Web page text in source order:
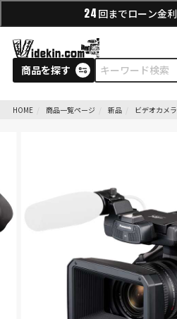
24 回までローン金利
商品を探す
HOME 商品一覧ページ 新品 ビデオカメラ